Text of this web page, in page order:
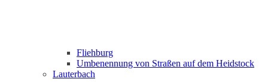
Fliehburg
Umbenennung von Straßen auf dem Heidstock
Lauterbach